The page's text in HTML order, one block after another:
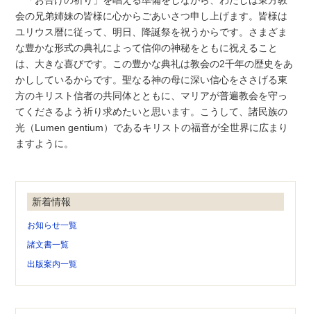
会の兄弟姉妹の皆様に心からごあいさつ申し上げます。皆様は
ユリウス暦に従って、明日、降誕祭を祝うからです。さまざま
な豊かな形式の典礼によって信仰の神秘をともに祝えること
は、大きな喜びです。この豊かな典礼は教会の2千年の歴史をあ
かししているからです。聖なる神の母に深い信心をささげる東
方のキリスト信者の共同体とともに、マリアが普遍教会を守っ
てくださるよう祈り求めたいと思います。こうして、諸民族の
光（Lumen gentium）であるキリストの福音が全世界に広まり
ますように。
新着情報
お知らせ一覧
諸文書一覧
出版案内一覧